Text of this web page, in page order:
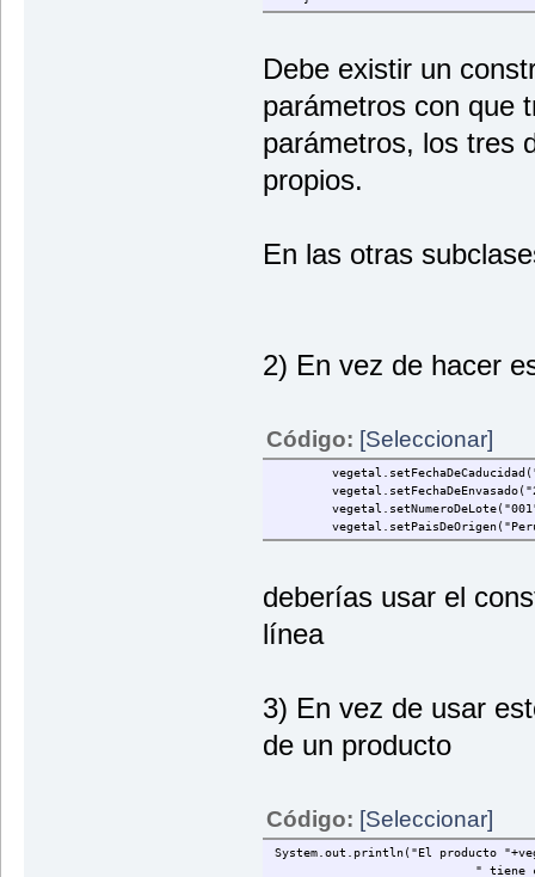
Debe existir un
parámetros con que
parámetros, los tres
propios.
En las otras
2) En vez de hacer
Código: [Seleccionar]
deberías usar el
línea
3) En vez de usar
de un producto
Código: [Seleccionar]
System.out.println("El producto
" tiene como fecha de